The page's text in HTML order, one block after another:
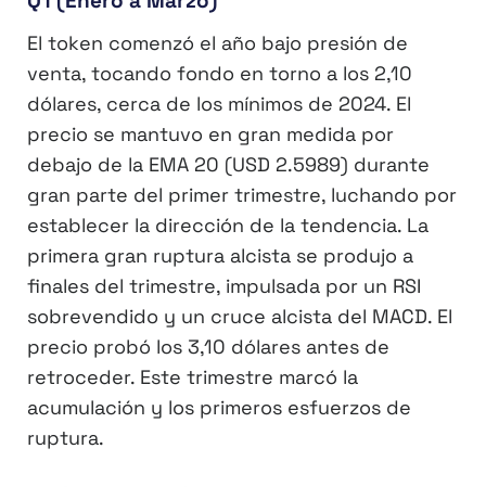
El token comenzó el año bajo presión de
venta, tocando fondo en torno a los 2,10
dólares, cerca de los mínimos de 2024. El
precio se mantuvo en gran medida por
debajo de la EMA 20 (USD 2.5989) durante
gran parte del primer trimestre, luchando por
establecer la dirección de la tendencia. La
primera gran ruptura alcista se produjo a
finales del trimestre, impulsada por un RSI
sobrevendido y un cruce alcista del MACD. El
precio probó los 3,10 dólares antes de
retroceder. Este trimestre marcó la
acumulación y los primeros esfuerzos de
ruptura.